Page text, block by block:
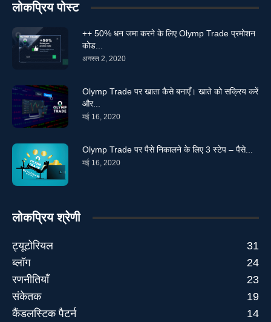
लोकप्रिय पोस्ट
++ 50% धन जमा करने के लिए Olymp Trade प्रमोशन
कोड...
अगस्त 2, 2020
Olymp Trade पर खाता कैसे बनाएँ। खाते को सक्रिय करें
और...
मई 16, 2020
Olymp Trade पर पैसे निकालने के लिए 3 स्टेप – पैसे...
मई 16, 2020
लोकप्रिय श्रेणी
ट्यूटोरियल
31
ब्लॉग
24
रणनीतियाँ
23
संकेतक
19
कैंडलस्टिक पैटर्न
14